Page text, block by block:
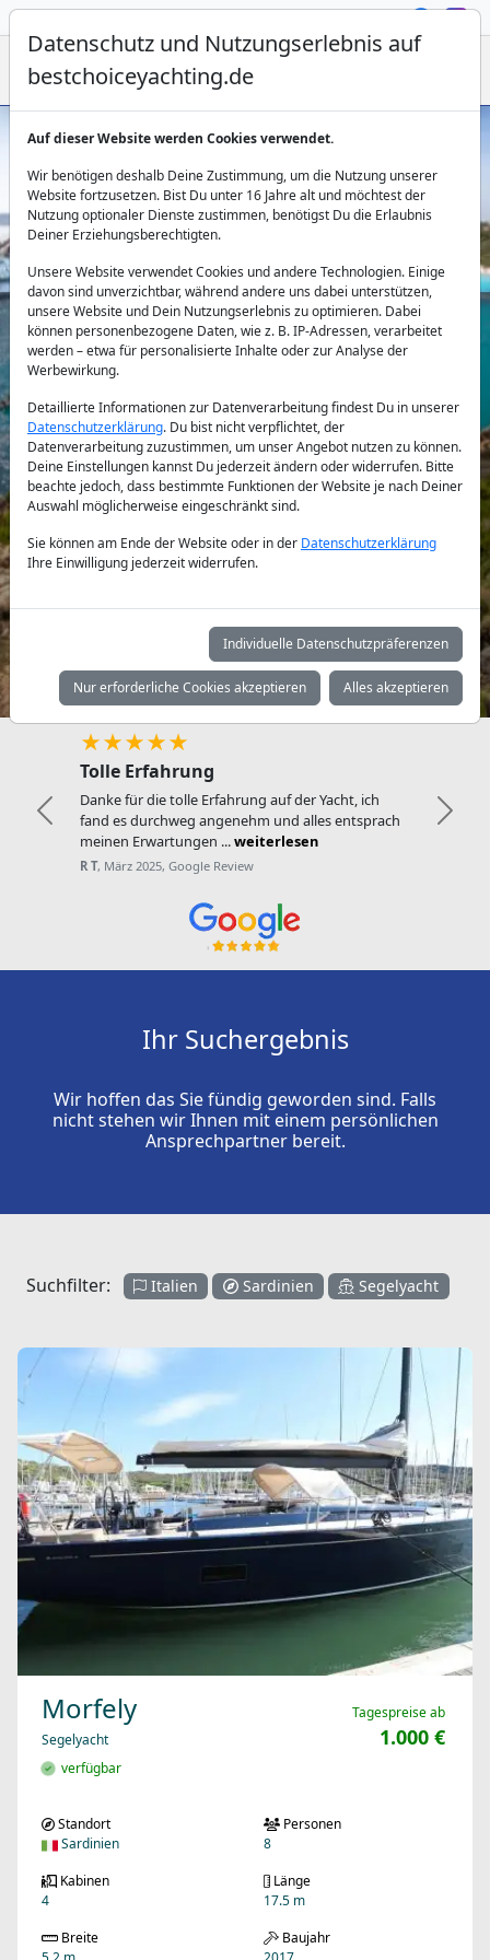
Segelyacht mieten auf Sardinien
Land:
Reiseziel:
Yachttyp:
Suchen
★★★★★
Tolle Erfahrung
Danke für die tolle Erfahrung auf der Yacht, ich
fand es durchweg angenehm und alles entsprach
meinen Erwartungen ...weiterlesen
R T, März 2025, Google Review
Zurück
Ihr Suchergebnis
Wir hoffen das Sie fündig geworden sind. Falls
nicht stehen wir Ihnen mit einem persönlichen
Ansprechpartner bereit.
Suchfilter: Italien Sardinien Segelyacht
Morfely
Segelyacht
verfügbar
Tagespreise ab
1.000 €
Standort
Sardinien
Personen
8
Kabinen
4
Länge
17.5 m
Breite
Baujahr
Datenschutz und Nutzungserlebnis auf
bestchoiceyachting.de
Auf dieser Website werden Cookies verwendet.
Wir benötigen deshalb Deine Zustimmung, um die Nutzung unserer
Website fortzusetzen. Bist Du unter 16 Jahre alt und möchtest der
Nutzung optionaler Dienste zustimmen, benötigst Du die Erlaubnis
Deiner Erziehungsberechtigten.
Unsere Website verwendet Cookies und andere Technologien. Einige
davon sind unverzichtbar, während andere uns dabei unterstützen,
unsere Website und Dein Nutzungserlebnis zu optimieren. Dabei
können personenbezogene Daten, wie z. B. IP-Adressen, verarbeitet
werden – etwa für personalisierte Inhalte oder zur Analyse der
Werbewirkung.
Detaillierte Informationen zur Datenverarbeitung findest Du in unserer
Datenschutzerklärung. Du bist nicht verpflichtet, der
Datenverarbeitung zuzustimmen, um unser Angebot nutzen zu können.
Deine Einstellungen kannst Du jederzeit ändern oder widerrufen. Bitte
beachte jedoch, dass bestimmte Funktionen der Website je nach Deiner
Auswahl möglicherweise eingeschränkt sind.
Sie können am Ende der Website oder in der Datenschutzerklärung
Ihre Einwilligung jederzeit widerrufen.
Individuelle Datenschutzpräferenzen
Nur erforderliche Cookies akzeptieren Alles akzeptieren